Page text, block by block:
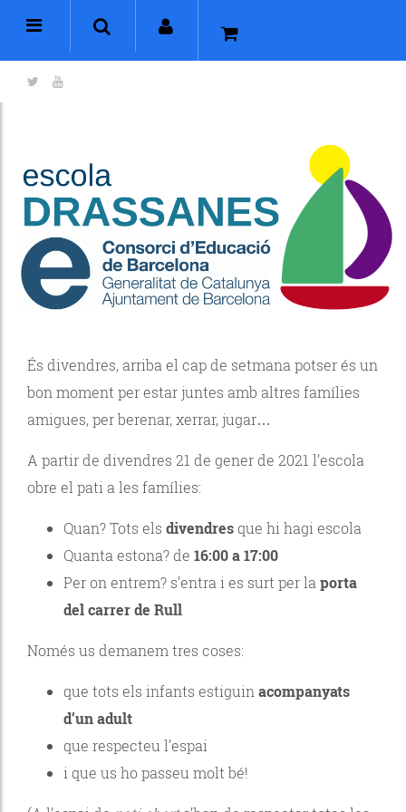
És divendres, arriba el cap de setmana potser és un
bon moment per estar juntes amb altres famílies
amigues, per berenar, xerrar, jugar…
A partir de divendres 21 de gener de 2021 l’escola
obre el pati a les famílies:
Quan? Tots els divendresque hi hagi escola
Quanta estona? de 16:00 a 17:00
Per on entrem? s’entra i es surt per la porta
del carrer de Rull
Només us demanem tres coses:
que tots els infants estiguin acompanyats
d’un adult
que respecteu l’espai
i que us ho passeu molt bé!